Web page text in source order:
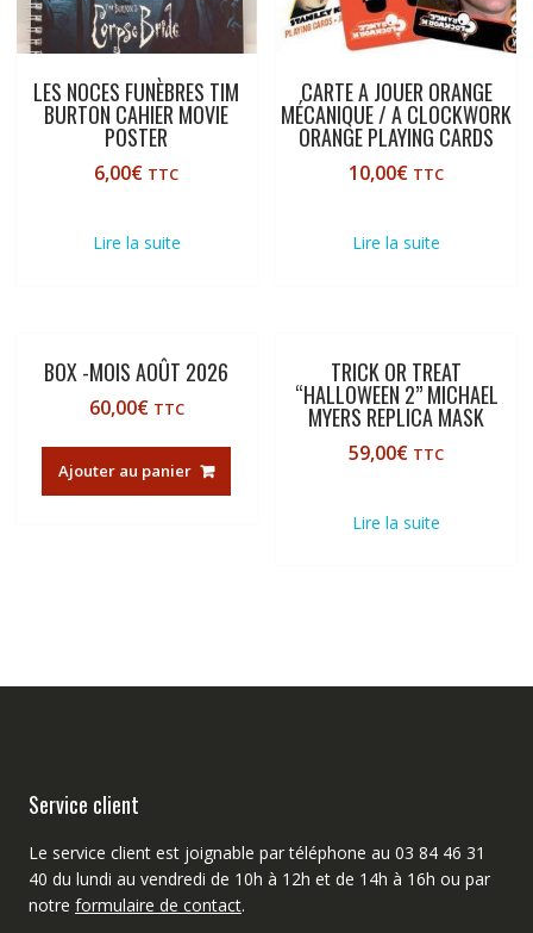
LES NOCES FUNÈBRES TIM
BURTON CAHIER MOVIE
POSTER
6,00€ TTC
Lire la suite
CARTE A JOUER ORANGE
MÉCANIQUE / A CLOCKWORK
ORANGE PLAYING CARDS
10,00€ TTC
Lire la suite
BOX -MOIS AOÛT 2026
60,00€ TTC
Ajouter au panier
TRICK OR TREAT
“HALLOWEEN 2” MICHAEL
MYERS REPLICA MASK
59,00€ TTC
Lire la suite
Service client
Le service client est joignable par téléphone au 03 84 46 31
40 du lundi au vendredi de 10h à 12h et de 14h à 16h ou par
notre formulaire de contact.